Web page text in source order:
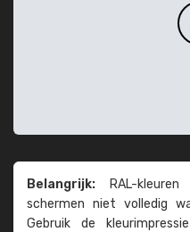
Belangrijk: RAL-
schermen niet volledig
Gebruik de